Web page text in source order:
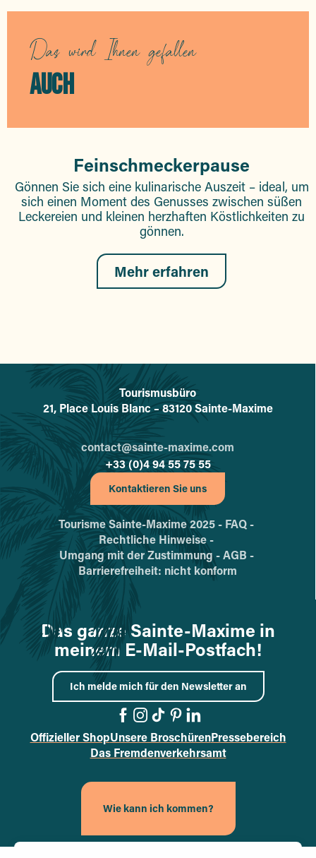
Le Café de France
Mahi-Plage
La Maison Bleue
Le Festival
Das wird Ihnen gefallen
AUCH
Feinschmeckerpause
Gönnen Sie sich eine kulinarische Auszeit – ideal, um
sich einen Moment des Genusses zwischen süßen
Leckereien und kleinen herzhaften Köstlichkeiten zu
gönnen.
Mehr erfahren
L'office de tourisme de Sainte-
Tourismusbüro
21, Place Louis Blanc – 83120 Sainte-Maxime
contact@sainte-maxime.com
+33 (0)4 94 55 75 55
Kontaktieren Sie uns
Tourisme Sainte-Maxime 2025 - FAQ -
Rechtliche Hinweise -
Umgang mit der Zustimmung -AGB -
Barrierefreiheit: nicht konform
Das ganze Sainte-Maxime in
meinem E-Mail-Postfach!
Ich melde mich für den Newsletter an
Zur Facebook-Seite
Zur Instagram-Seite
Zur TikTok-Seite
Zur Pinterest-
Zur LinkedIn-
Offizieller ShopUnsere BroschürenPressebereich
Das Fremdenverkehrsamt
Wie kann ich kommen?